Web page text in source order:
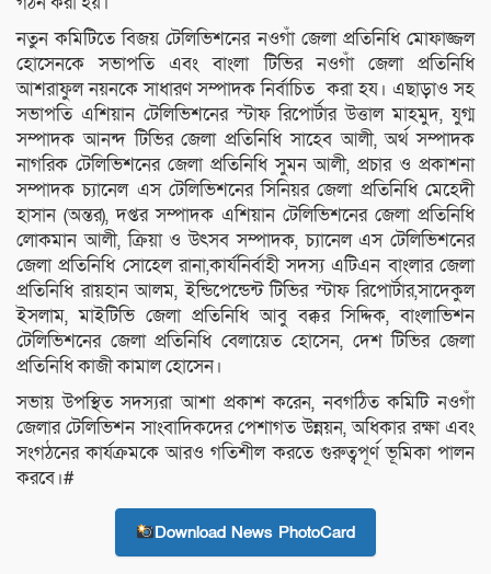
নতুন কমিটিতে বিজয় টেলিভিশনের নওগাঁ জেলা প্রতিনিধি মোফাজ্জল
হোসেনকে সভাপতি এবং বাংলা টিভির নওগাঁ জেলা প্রতিনিধি
আশরাফুল নয়নকে সাধারণ সম্পাদক নির্বাচিত করা হয। এছাড়াও সহ
সভাপতি এশিয়ান টেলিভিশনের স্টাফ রিপোর্টার উত্তাল মাহমুদ, যুগ্ম
সম্পাদক আনন্দ টিভির জেলা প্রতিনিধি সাহেব আলী, অর্থ সম্পাদক
নাগরিক টেলিভিশনের জেলা প্রতিনিধি সুমন আলী, প্রচার ও প্রকাশনা
সম্পাদক চ্যানেল এস টেলিভিশনের সিনিয়র জেলা প্রতিনিধি মেহেদী
হাসান (অন্তর), দপ্তর সম্পাদক এশিয়ান টেলিভিশনের জেলা প্রতিনিধি
লোকমান আলী, ক্রিয়া ও উৎসব সম্পাদক, চ্যানেল এস টেলিভিশনের
জেলা প্রতিনিধি সোহেল রানা,কার্যনির্বাহী সদস্য এটিএন বাংলার জেলা
প্রতিনিধি রায়হান আলম, ইন্ডিপেন্ডেন্ট টিভির স্টাফ রিপোর্টার,সাদেকুল
ইসলাম, মাইটিভি জেলা প্রতিনিধি আবু বক্কর সিদ্দিক, বাংলাভিশন
টেলিভিশনের জেলা প্রতিনিধি বেলায়েত হোসেন, দেশ টিভির জেলা
প্রতিনিধি কাজী কামাল হোসেন।
সভায় উপস্থিত সদস্যরা আশা প্রকাশ করেন, নবগঠিত কমিটি নওগাঁ
জেলার টেলিভিশন সাংবাদিকদের পেশাগত উন্নয়ন, অধিকার রক্ষা এবং
সংগঠনের কার্যক্রমকে আরও গতিশীল করতে গুরুত্বপূর্ণ ভূমিকা পালন
করবে।#
Download News PhotoCard